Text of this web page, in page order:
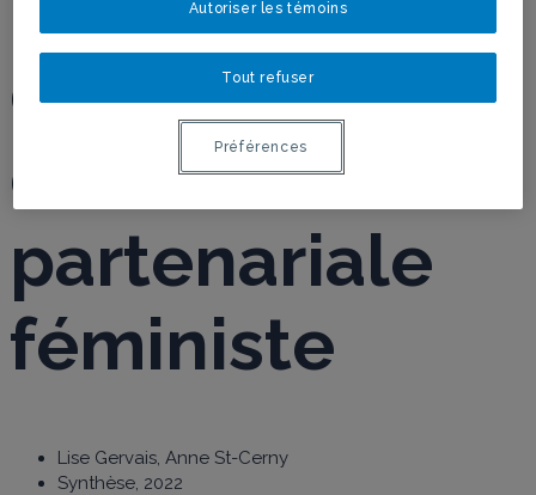
des groupes
en recherche
partenariale
féministe
Lise Gervais, Anne St-Cerny
Synthèse, 2022
Tout refuser
Autoriser les témoins
Préférences